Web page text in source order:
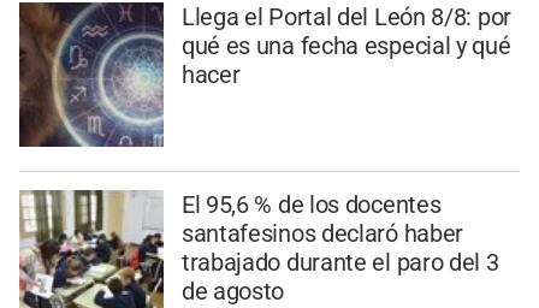
Llega el Portal del León 8/8: por
qué es una fecha especial y qué
hacer
El 95,6 % de los docentes
santafesinos declaró haber
trabajado durante el paro del 3
de agosto